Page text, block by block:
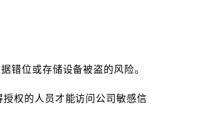
错位或存储设备被盗的风险。
授权的人员才能访问公司敏感信